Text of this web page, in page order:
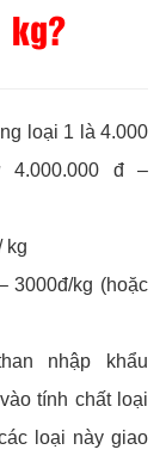
kg?
loại 1 là 4.000
đ –
kg
3000đ/kg (hoặc
nhập khẩu
tính chất loại
loại này giao